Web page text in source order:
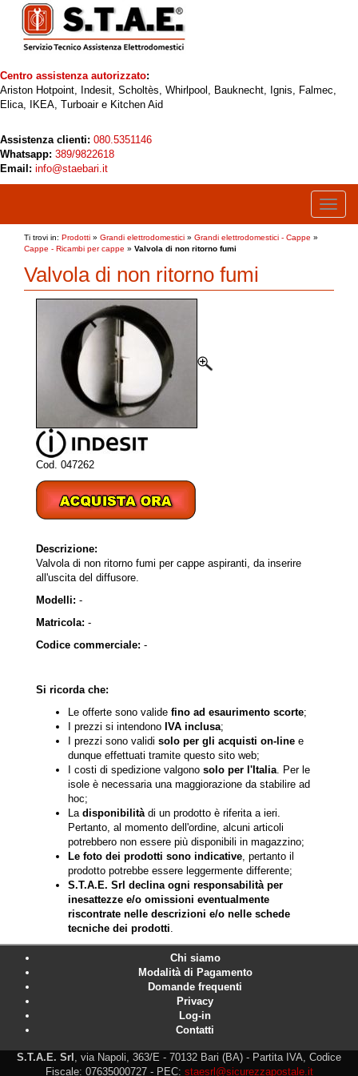
Centro assistenza autorizzato:
Ariston Hotpoint, Indesit, Scholtès, Whirlpool, Bauknecht, Ignis, Falmec,
Elica, IKEA, Turboair e Kitchen Aid
Assistenza clienti: 080.5351146
Whatsapp: 389/9822618
Email: info@staebari.it
Toggle
Ti trovi in: Prodotti » Grandi elettrodomestici » Grandi elettrodomestici - Cappe »
Cappe - Ricambi per cappe » Valvola di non ritorno fumi
Valvola di non ritorno fumi
Cod. 047262
Descrizione:
Valvola di non ritorno fumi per cappe aspiranti, da inserire
all'uscita del diffusore.
Modelli: -
Matricola: -
Codice commerciale: -
Si ricorda che:
Le offerte sono valide fino ad esaurimento scorte;
I prezzi si intendono IVA inclusa;
I prezzi sono validi solo per gli acquisti on-line e
dunque effettuati tramite questo sito web;
I costi di spedizione valgono solo per l'Italia. Per le
isole è necessaria una maggiorazione da stabilire ad
hoc;
La disponibilitàdi un prodotto è riferita a ieri.
Pertanto, al momento dell'ordine, alcuni articoli
potrebbero non essere più disponibili in magazzino;
Le foto dei prodotti sono indicative, pertanto il
prodotto potrebbe essere leggermente differente;
S.T.A.E. Srl declina ogni responsabilità per
inesattezze e/o omissioni eventualmente
riscontrate nelle descrizioni e/o nelle schede
tecniche dei prodotti.
Chi siamo
Modalità di Pagamento
Domande frequenti
Privacy
Log-in
Contatti
S.T.A.E. Srl , via Napoli, 363/E - 70132 Bari (BA) - Partita IVA, Codice
Fiscale: 07635000727 - PEC: staesrl@sicurezzapostale.it